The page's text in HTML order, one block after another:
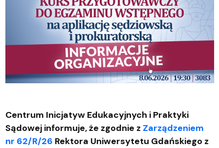
Centrum Inicjatyw Edukacyjnych i Praktyki
Sądowej informuje, że zgodnie z Zarządzeniem
nr 62/R/26 Rektora Uniwersytetu Gdańskiego z